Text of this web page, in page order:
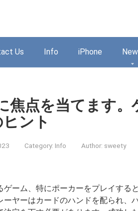
Us Info iPhone
焦点を当てます。
ント
Category: Info Author: sweety
ゲーム、特にポーカーをプレイする
ーヤーはカードのハンドを配られ、